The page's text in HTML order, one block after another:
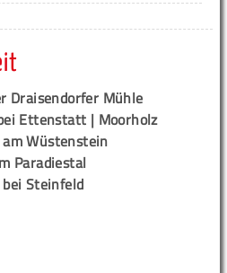
Draisendorfer Mühle
Ettenstatt | Moorholz
Wüstenstein
Paradiestal
Steinfeld